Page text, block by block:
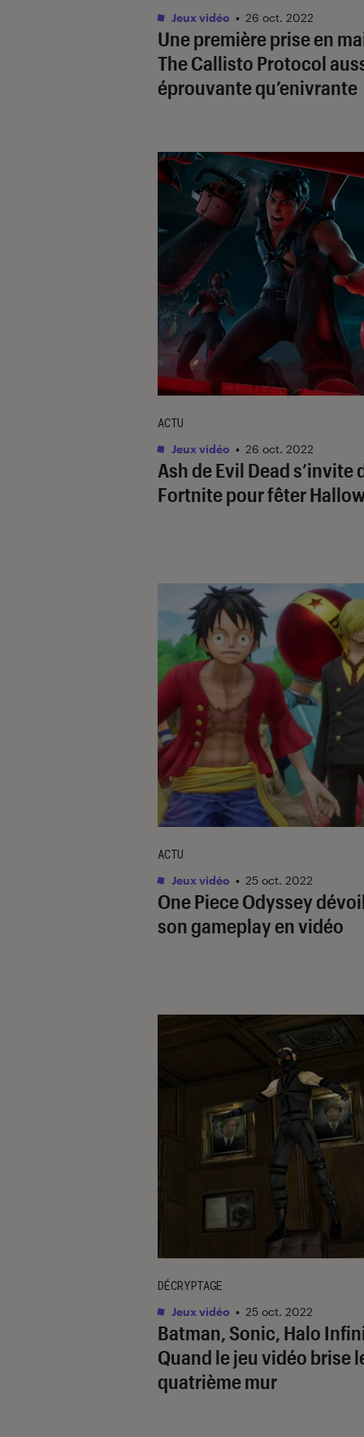
Une première prise en
The Callisto Protocol
éprouvante qu’enivrante
Jeux vidéo • 26 oct. 2022
Ash deEvil Deads’invite
Fortnitepour fêter
ACTU
Jeux vidéo • 26 oct. 2022
One Piece Odyssey
son gameplay en vidéo
ACTU
Jeux vidéo • 25 oct. 2022
Batman, Sonic, Halo
Quand le jeu vidéo brise
quatrième mur
DÉCRYPTAGE
Jeux vidéo • 25 oct. 2022